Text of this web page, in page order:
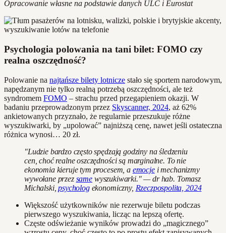
Opracowanie własne na podstawie danych ULC i Eurostat
Psychologia polowania na tani bilet: FOMO czy
realna oszczędność?
Polowanie na najtańsze bilety lotnicze stało się sportem narodowym,
napędzanym nie tylko realną potrzebą oszczędności, ale też
syndromem FOMO – strachu przed przegapieniem okazji. W
badaniu przeprowadzonym przez Skyscanner, 2024, aż 62%
ankietowanych przyznało, że regularnie przeszukuje różne
wyszukiwarki, by „upolować” najniższą cenę, nawet jeśli ostateczna
różnica wynosi… 20 zł.
"Ludzie bardzo często spędzają godziny na śledzeniu
cen, choć realne oszczędności są marginalne. To nie
ekonomia kieruje tym procesem, a emocjei mechanizmy
wywołane przez samewyszukiwarki." — dr hab. Tomasz
Michalski,psychologekonomiczny, Rzeczpospolita, 2024
Większość użytkowników nie rezerwuje biletu podczas
pierwszego wyszukiwania, licząc na lepszą ofertę.
Częste odświeżanie wyników prowadzi do „magicznego”